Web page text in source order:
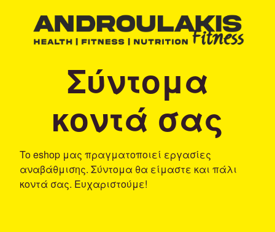
Σύντομα
κοντά σας
To eshop μας πραγματοποιεί εργασίες
αναβάθμισης. Σύντομα θα είμαστε και πάλι
κοντά σας. Ευχαριστούμε!